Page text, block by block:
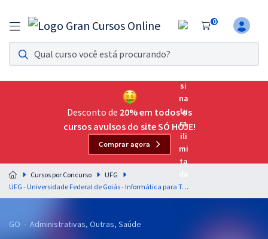
0
Assinatura Ilimitada 11
Acesso a todos os cursos. Teste grátis por 7 dias!
Assinatura OAB Até Passar
Acesso ilimitado a toda preparação para o Exame da
Residências Multiprofissionais
Preparação completa e intensiva para as principais
residências em saúde do Brasil
Desconto de 20% em todos os
cursos avulsos do site SÓ HOJE!
Comprar agora
Cursos por Concurso
UFG
UFG - Universidade Federal de Goiás - Informática para Todos os Cargos de Nível Médio - Professor: Fabrício Melo
GO - Administrativas, Outras, Saúde